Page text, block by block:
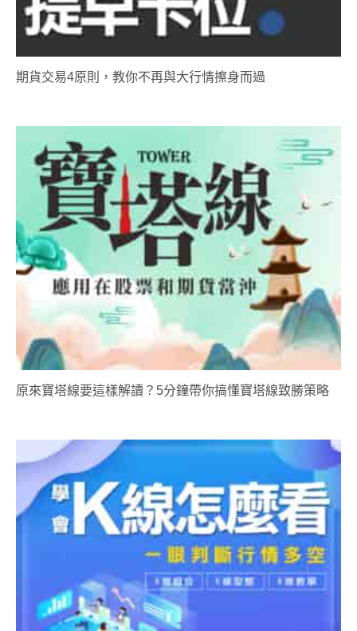
期貨交易4原則，教你不再與大行情擦身而過
原來寶塔線要這樣解讀？5分鐘帶你搞懂寶塔線致勝策略